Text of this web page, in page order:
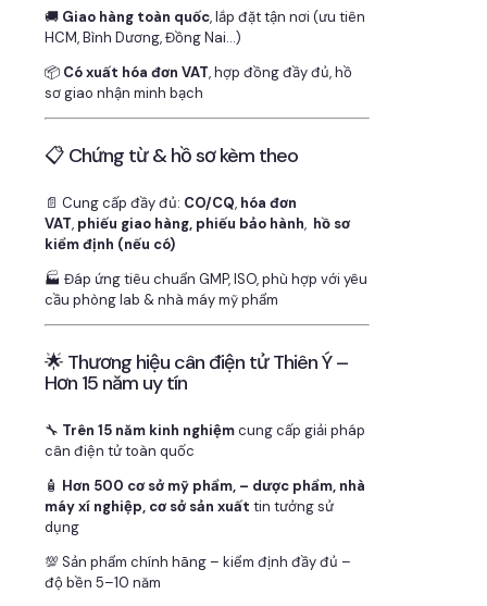
🚚 Giao hàng toàn quốc, lắp đặt tận nơi (ưu tiên
HCM, Bình Dương, Đồng Nai…)
📦 Có xuất hóa đơn VAT, hợp đồng đầy đủ, hồ
sơ giao nhận minh bạch
📋 Chứng từ & hồ sơ kèm theo
📄 Cung cấp đầy đủ: CO/CQ, hóa đơn
VAT, phiếu giao hàng, phiếu bảo hành, hồ sơ
kiểm định (nếu có)
🏭 Đáp ứng tiêu chuẩn GMP, ISO, phù hợp với yêu
cầu phòng lab & nhà máy mỹ phẩm
🌟 Thương hiệu cân điện tử Thiên Ý –
Hơn 15 năm uy tín
🔧 Trên 15 năm kinh nghiệmcung cấp giải pháp
cân điện tử toàn quốc
🧴 Hơn 500 cơ sở mỹ phẩm, – dược phẩm, nhà
máy xí nghiệp, cơ sở sản xuất tin tưởng sử
dụng
💯 Sản phẩm chính hãng – kiểm định đầy đủ –
độ bền 5–10 năm